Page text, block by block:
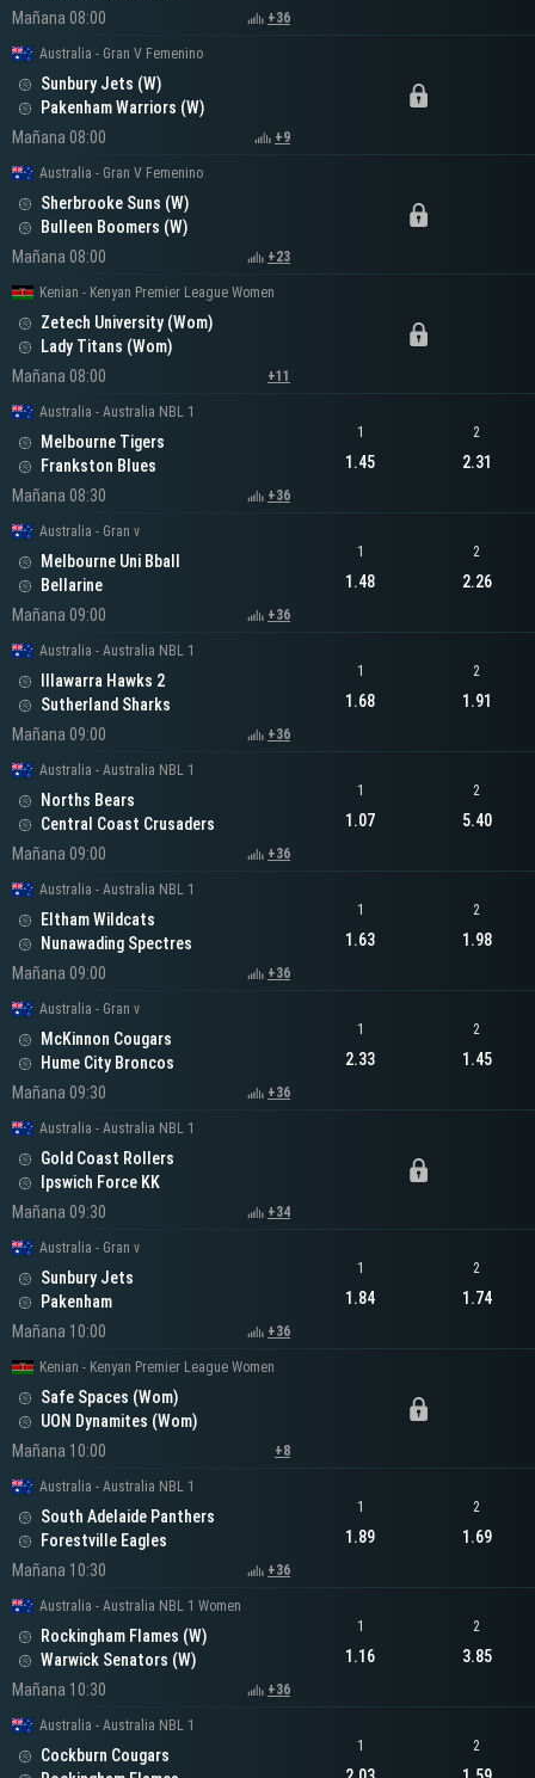
Mañana 08:00
+36
Australia - Gran V Femenino
Sunbury Jets (W)
Pakenham Warriors (W)
Mañana 08:00
+9
Australia - Gran V Femenino
Sherbrooke Suns (W)
Bulleen Boomers (W)
Mañana 08:00
+23
Kenian - Kenyan Premier League Women
Zetech University (Wom)
Lady Titans (Wom)
Mañana 08:00
+11
Australia - Australia NBL 1
Melbourne Tigers
Frankston Blues
Mañana 08:30
+36
1
1.45
2
2.31
Australia - Gran v
Melbourne Uni Bball
Bellarine
Mañana 09:00
+36
1
1.48
2
2.26
Australia - Australia NBL 1
Illawarra Hawks 2
Sutherland Sharks
Mañana 09:00
+36
1
1.68
2
1.91
Australia - Australia NBL 1
Norths Bears
Central Coast Crusaders
Mañana 09:00
+36
1
1.07
2
5.40
Australia - Australia NBL 1
Eltham Wildcats
Nunawading Spectres
Mañana 09:00
+36
1
1.63
2
1.98
Australia - Gran v
McKinnon Cougars
Hume City Broncos
Mañana 09:30
+36
1
2.33
2
1.45
Australia - Australia NBL 1
Gold Coast Rollers
Ipswich Force KK
Mañana 09:30
+34
Australia - Gran v
Sunbury Jets
Pakenham
Mañana 10:00
+36
1
1.84
2
1.74
Kenian - Kenyan Premier League Women
Safe Spaces (Wom)
UON Dynamites (Wom)
Mañana 10:00
+8
Australia - Australia NBL 1
South Adelaide Panthers
Forestville Eagles
Mañana 10:30
+36
1
1.89
2
1.69
Australia - Australia NBL 1 Women
Rockingham Flames (W)
Warwick Senators (W)
Mañana 10:30
+36
1
1.16
2
3.85
Australia - Australia NBL 1
Cockburn Cougars
1 2